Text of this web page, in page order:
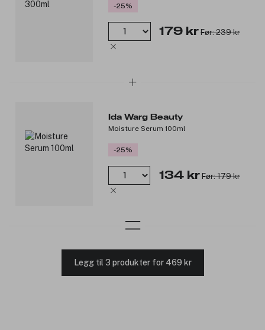
-25%
179 kr Før: 239 kr
Ida Warg Beauty
Moisture Serum 100ml
-25%
134 kr Før: 179 kr
Legg til 3 produkter for 469 kr